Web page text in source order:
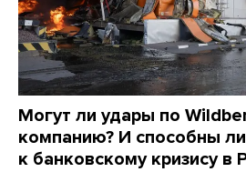
Могут ли удары по
компанию? И способны
к банковскому кризису в